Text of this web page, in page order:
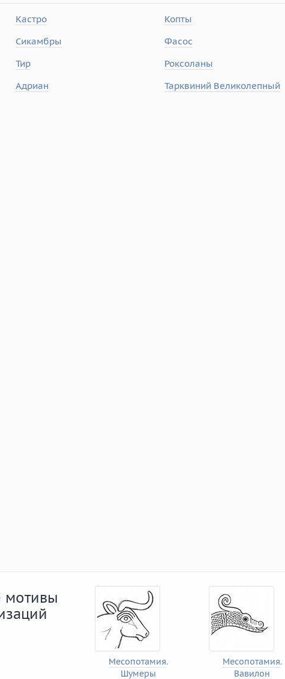
Кастро
Копты
Сикамбры
Фасос
Тир
Роксоланы
Адриан Тарквиний Великолепный
мотивы
Месопотамия.
Шумеры
Месопотамия.
Вавилон